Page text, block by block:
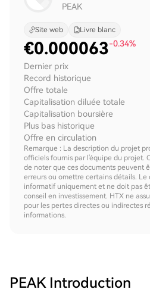
PEAK
Site web Livre blanc
€0.000063-0.34%
Dernier prix
Record historique
Offre totale
Capitalisation diluée totale
Capitalisation boursière
Plus bas historique
Offre en circulation
Remarque : La description du projet
officiels fournis par l'équipe du projet.
de noter que ces documents peuvent
erreurs ou omettre certains détails.
informatif uniquement et ne doit pas
conseil en investissement. HTX ne
pour les pertes directes ou indirectes
informations.
PEAK Introduction